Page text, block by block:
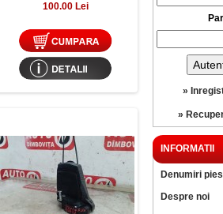
100.00 Lei
»
»
INFORMATII
Denumiri
Despre noi